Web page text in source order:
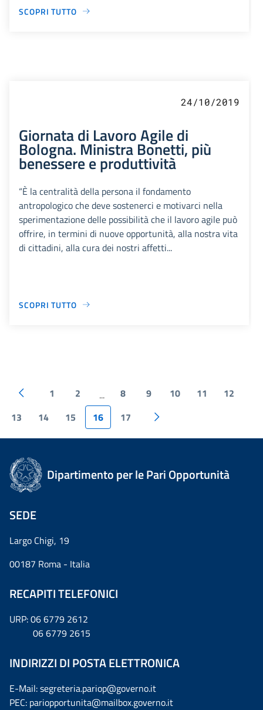
SCOPRI TUTTO
24/10/2019
Giornata di Lavoro Agile di
Bologna. Ministra Bonetti, più
benessere e produttività
“È la centralità della persona il fondamento
antropologico che deve sostenerci e motivarci nella
sperimentazione delle possibilità che il lavoro agile può
offrire, in termini di nuove opportunità, alla nostra vita
di cittadini, alla cura dei nostri affetti...
SCOPRI TUTTO
1 2 ... 8 9 10 11
12
13
14 15 16 17
Dipartimento per le Pari Opportunità
SEDE
Largo Chigi, 19
00187 Roma - Italia
RECAPITI TELEFONICI
URP: 06 6779 2612
06 6779 2615
INDIRIZZI DI POSTA ELETTRONICA
E-Mail: segreteria.pariop@governo.it
PEC: pariopportunita@mailbox.governo.it